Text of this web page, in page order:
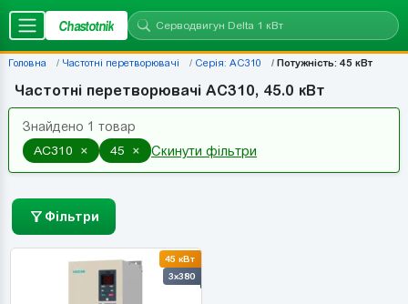
Chastotnik
Головна Частотні перетворювачі Серія: AC310 Потужність: 45 кВт
Частотні перетворювачі AC310, 45.0 кВт
Знайдено 1 товар
AC310
× 45 × Скинути фільтри
Фільтри
45 кВт
3x380